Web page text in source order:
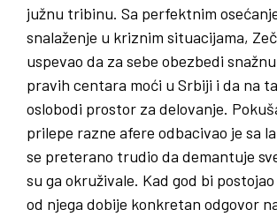
južnu tribinu. Sa perfektnim
snalaženje u kriznim situacijama,
uspevao da za sebe obezbedi
pravih centara moći u Srbiji i da na
oslobodi prostor za delovanje.
prilepe razne afere odbacivao je sa
se preterano trudio da demantuje
su ga okruživale. Kad god bi
od njega dobije konkretan odgovor